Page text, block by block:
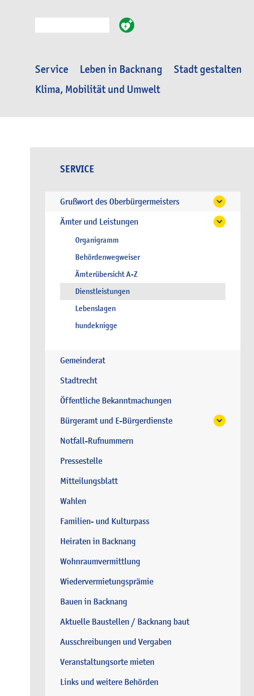
Service Leben in Backnang Stadt gestalten
Klima, Mobilität und Umwelt
SERVICE
Grußwort des Oberbürgermeisters
Ämter und Leistungen
Organigramm
Behördenwegweiser
Ämterübersicht A-Z
Dienstleistungen
Lebenslagen
hundeknigge
Gemeinderat
Stadtrecht
Öffentliche Bekanntmachungen
Bürgeramt und E-Bürgerdienste
Notfall-Rufnummern
Pressestelle
Mitteilungsblatt
Wahlen
Familien- und Kulturpass
Heiraten in Backnang
Wohnraumvermittlung
Wiedervermietungsprämie
Bauen in Backnang
Aktuelle Baustellen / Backnang baut
Ausschreibungen und Vergaben
Veranstaltungsorte mieten
Links und weitere Behörden